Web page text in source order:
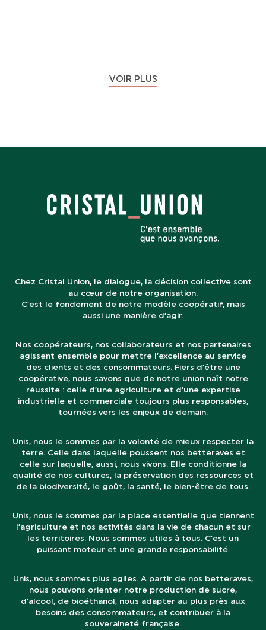
VOIR PLUS
Chez Cristal Union, le dialogue, la décision collective sont
au cœur de notre organisation.
C’est le fondement de notre modèle coopératif, mais
aussi une manière d’agir.
Nos coopérateurs, nos collaborateurs et nos partenaires
agissent ensemble pour mettre l’excellence au service
des clients et des consommateurs. Fiers d’être une
coopérative, nous savons que de notre union naît notre
réussite : celle d’une agriculture et d’une expertise
industrielle et commerciale toujours plus responsables,
tournées vers les enjeux de demain.
Unis, nous le sommes par la volonté de mieux respecter la
terre. Celle dans laquelle poussent nos betteraves et
celle sur laquelle, aussi, nous vivons. Elle conditionne la
qualité de nos cultures, la préservation des ressources et
de la biodiversité, le goût, la santé, le bien-être de tous.
Unis, nous le sommes par la place essentielle que tiennent
l’agriculture et nos activités dans la vie de chacun et sur
les territoires. Nous sommes utiles à tous. C’est un
puissant moteur et une grande responsabilité.
Unis, nous sommes plus agiles. A partir de nos betteraves,
nous pouvons orienter notre production de sucre,
d’alcool, de bioéthanol, nous adapter au plus près aux
besoins des consommateurs, et contribuer à la
souveraineté française.